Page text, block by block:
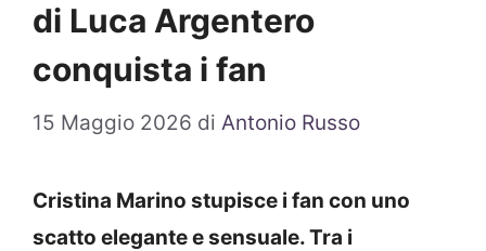
di Luca Argentero
conquista i fan
15 Maggio 2026 di Antonio Russo
Cristina Marino stupisce i fan con uno
scatto elegante e sensuale. Tra i